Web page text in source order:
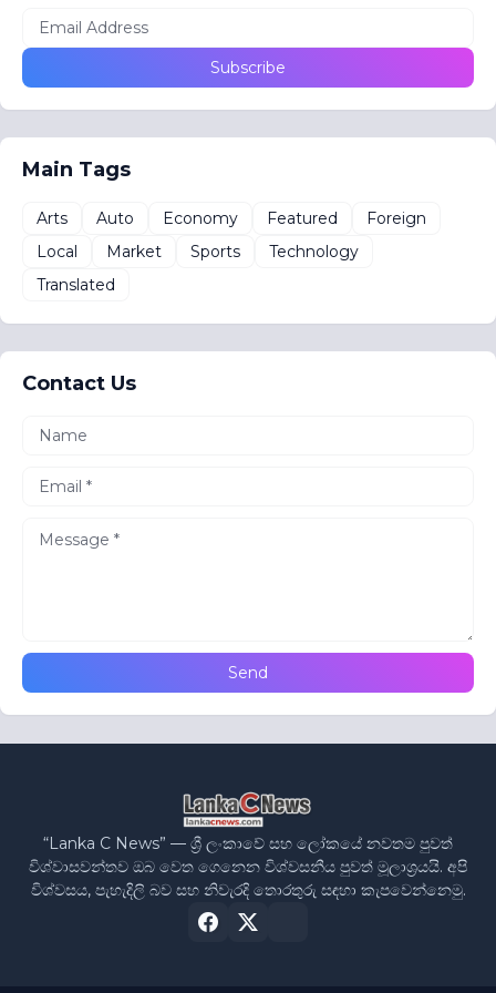
Main Tags
Arts Auto Economy Featured
Foreign
Local
Market Sports
Technology
Translated
Contact Us
“Lanka C News” — ශ්‍රී ලංකාවේ සහ ලෝකයේ නවතම පුවත්
විශ්වාසවන්තව ඔබ වෙත ගෙනෙන විශ්වසනීය පුවත් මූලාශ්‍රයයි. අපි
විශ්වසය, පැහැදිලි බව සහ නිවැරදි තොරතුරු සඳහා කැපවෙන්නෙමු.